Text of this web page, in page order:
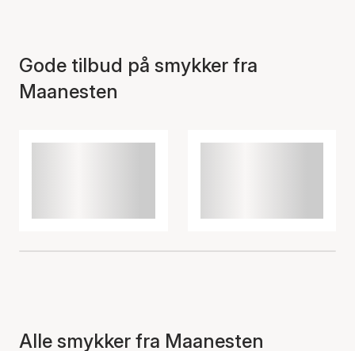
Gode tilbud på smykker fra
Maanesten
Alle smykker fra Maanesten